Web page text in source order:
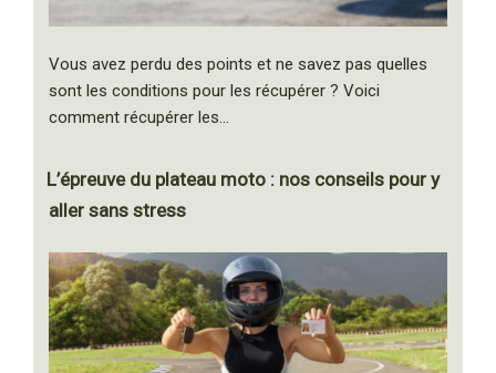
Vous avez perdu des points et ne savez pas quelles
sont les conditions pour les récupérer ? Voici
comment récupérer les…
L’épreuve du plateau moto : nos conseils pour y
aller sans stress